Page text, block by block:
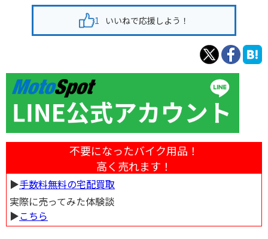
1 いいねで応援しよう！
不要になったバイク用品！
高く売れます！
▶︎手数料無料の宅配買取
実際に売ってみた体験談
▶︎こちら